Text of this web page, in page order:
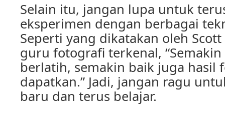
Selain itu, jangan lupa untuk
eksperimen dengan berbagai
Seperti yang dikatakan oleh
guru fotografi terkenal,
berlatih, semakin baik juga hasil
dapatkan.” Jadi, jangan ragu
baru dan terus belajar.